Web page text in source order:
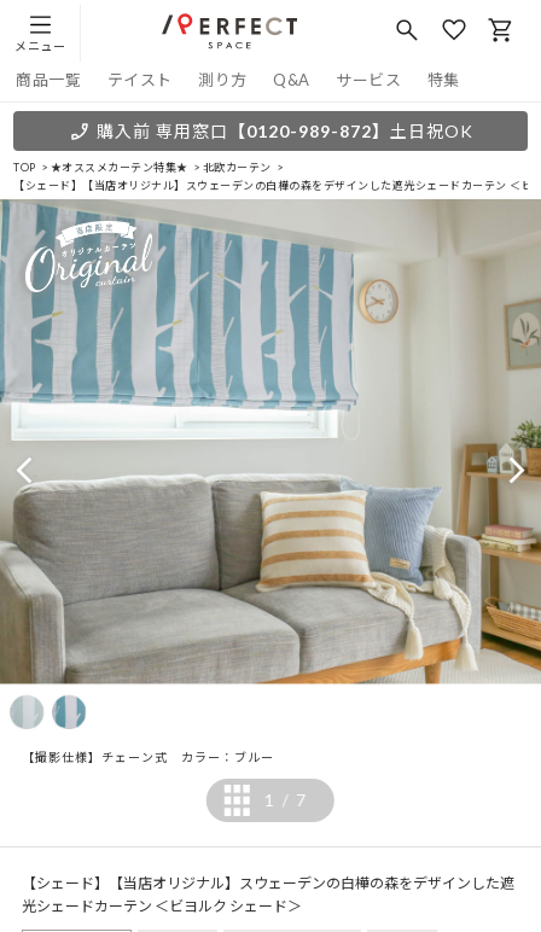
メニュー
商品一覧 テイスト 測り方 Q&A サービス 特集
購入前 専用窓口 【0120-989-872】 土日祝OK
TOP ★オススメカーテン特集★
北欧カーテン
【シェード】【当店オリジナル】スウェーデンの白樺の森をデザインした遮光シェードカーテン ＜ビ
【撮影仕様】チェーン式 カラー：ブルー
1 / 7
【シェード】【当店オリジナル】スウェーデンの白樺の森をデザインした遮
光シェードカーテン ＜ビヨルク シェード＞